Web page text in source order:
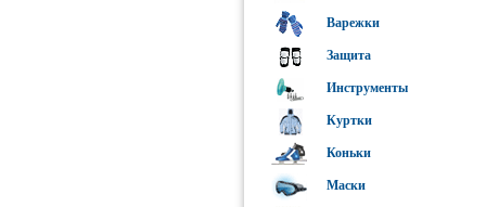
Варежки
Защита
Инструменты
Куртки
Коньки
Маски